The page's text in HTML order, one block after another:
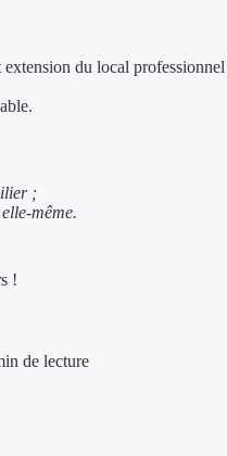
du local professionnel
;
même.
!
de lecture